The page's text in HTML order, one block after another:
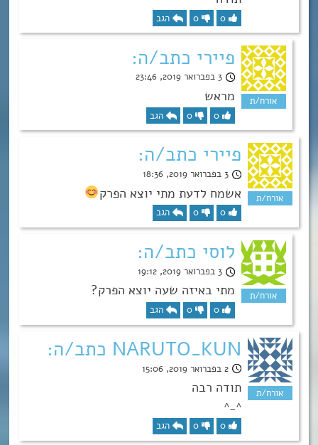
0
0 הגב
פיירי כתב/ה:
3 בפברואר 2019, 23:46
מראש
0
0 הגב
פיירי כתב/ה:
3 בפברואר 2019, 18:36
אשמח לדעת מתי יוצא הפרק
0
0 הגב
לוסי כתב/ה:
3 בפברואר 2019, 19:12
מתי באיזה שעה יוצא הפרק?
0
0 הגב
NARUTO_KUN כתב/ה:
2 בפברואר 2019, 15:06
תודה רבה
^_^
0
0 הגב